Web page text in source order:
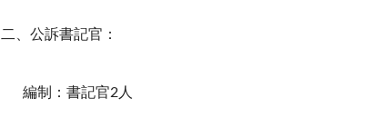
二、公訴書記官：
編制：書記官2人